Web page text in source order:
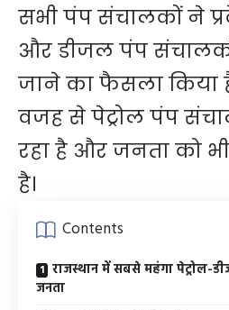
सभी पंप संचालकों ने
और डीजल पंप
जाने का फैसला किया
वजह से पेट्रोल पंप
रहा है और जनता को भी
है।
Contents
राजस्थान में सबसे महंगा पेट्रोल-
जनता